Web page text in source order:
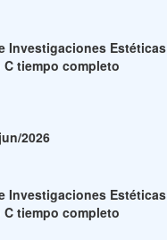
Investigaciones Estéticas
tiempo completo
2026
Investigaciones Estéticas
tiempo completo